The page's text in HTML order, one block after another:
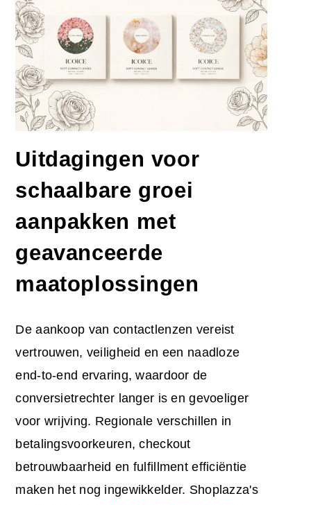
Uitdagingen voor
schaalbare groei
aanpakken met
geavanceerde
maatoplossingen
De aankoop van contactlenzen vereist
vertrouwen, veiligheid en een naadloze
end-to-end ervaring, waardoor de
conversietrechter langer is en gevoeliger
voor wrijving. Regionale verschillen in
betalingsvoorkeuren, checkout
betrouwbaarheid en fulfillment efficiëntie
maken het nog ingewikkelder. Shoplazza's